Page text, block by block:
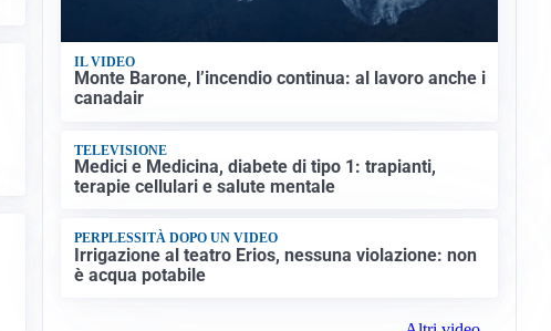
IL VIDEO
Monte Barone, l’incendio continua: al lavoro anche i
canadair
TELEVISIONE
Medici e Medicina, diabete di tipo 1: trapianti,
terapie cellulari e salute mentale
PERPLESSITÀ DOPO UN VIDEO
Irrigazione al teatro Erios, nessuna violazione: non
è acqua potabile